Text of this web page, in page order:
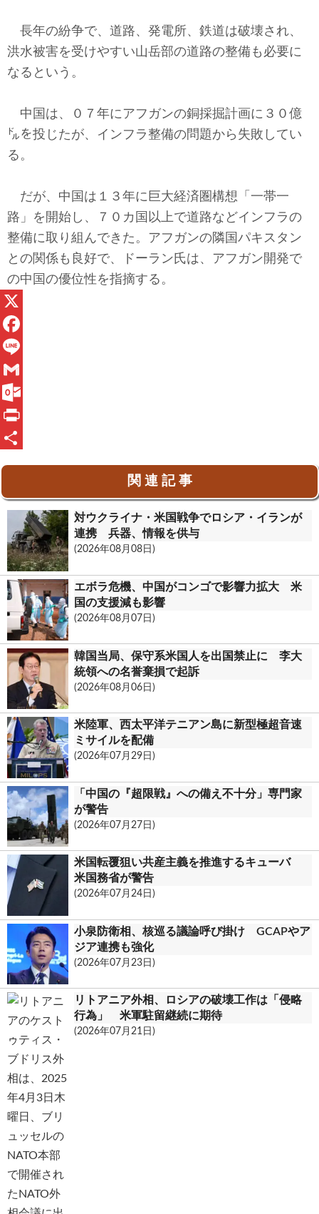
長年の紛争で、道路、発電所、鉄道は破壊され、
洪水被害を受けやすい山岳部の道路の整備も必要に
なるという。
中国は、０７年にアフガンの銅採掘計画に３０億
㌦を投じたが、インフラ整備の問題から失敗してい
る。
だが、中国は１３年に巨大経済圏構想「一帯一
路」を開始し、７０カ国以上で道路などインフラの
整備に取り組んできた。アフガンの隣国パキスタン
との関係も良好で、ドーラン氏は、アフガン開発で
の中国の優位性を指摘する。
X
F
a
c
e
b
L
n
e
G
m
a
O
u
.
m
P
関 連 記 事
対ウクライナ・米国戦争でロシア・イランが
連携 兵器、情報を供与
(2026年08月08日)
エボラ危機、中国がコンゴで影響力拡大 米
国の支援減も影響
(2026年08月07日)
韓国当局、保守系米国人を出国禁止に 李大
統領への名誉棄損で起訴
(2026年08月06日)
米陸軍、西太平洋テニアン島に新型極超音速
ミサイルを配備
(2026年07月29日)
「中国の『超限戦』への備え不十分」専門家
が警告
(2026年07月27日)
米国転覆狙い共産主義を推進するキューバ
米国務省が警告
(2026年07月24日)
小泉防衛相、核巡る議論呼び掛け GCAPやア
ジア連携も強化
(2026年07月23日)
リトアニア外相、ロシアの破壊工作は「侵略
行為」 米軍駐留継続に期待
(2026年07月21日)